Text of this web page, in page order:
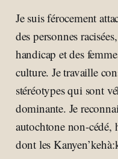
Je suis férocement
des personnes
handicap et des
culture. Je travaille
stéréotypes qui sont
dominante. Je
autochtone non-cédé,
dont les